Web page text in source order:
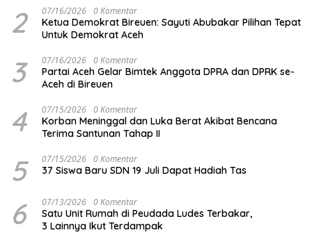
2 07/16/2026 0 Komentar
Ketua Demokrat Bireuen: Sayuti Abubakar Pilihan Tepat
Untuk Demokrat Aceh
3 07/16/2026 0 Komentar
Partai Aceh Gelar Bimtek Anggota DPRA dan DPRK se-
Aceh di Bireuen
4 07/15/2026 0 Komentar
Korban Meninggal dan Luka Berat Akibat Bencana
Terima Santunan Tahap II
5 07/15/2026 0 Komentar
37 Siswa Baru SDN 19 Juli Dapat Hadiah Tas
6 07/13/2026 0 Komentar
Satu Unit Rumah di Peudada Ludes Terbakar,
3 Lainnya Ikut Terdampak